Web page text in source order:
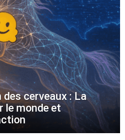
cerveaux : La
le monde et